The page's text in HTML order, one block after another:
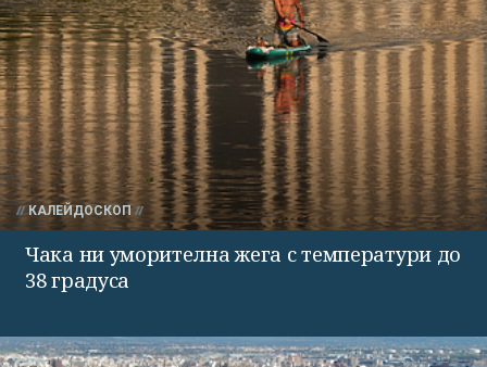
КАЛЕЙДОСКОП
Чака ни уморителна жега с температури до
38 градуса